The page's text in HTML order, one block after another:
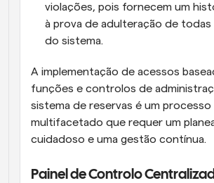
violações, pois fornecem um
à prova de adulteração de todas
do sistema.
A implementação de acessos
funções e controlos de
sistema de reservas é um processo
multifacetado que requer um
cuidadoso e uma gestão contínua.
Painel de Controlo